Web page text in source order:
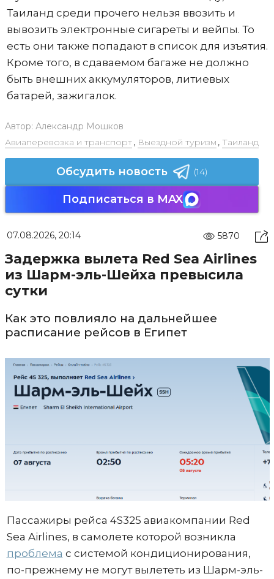
Таиланд среди прочего нельзя ввозить и
вывозить электронные сигареты и вейпы. То
есть они также попадают в список для изъятия.
Кроме того, в сдаваемом багаже не должно
быть внешних аккумуляторов, литиевых
батарей, зажигалок.
Автор: Александр Мошков
Авиаперевозка и транспорт, Выездной туризм , Таиланд
Обсудить новость (14)
Подписаться в MAX
07.08.2026, 20:14 5870
Задержка вылета Red Sea Airlines
из Шарм-эль-Шейха превысила
сутки
Как это повлияло на дальнейшее
расписание рейсов в Египет
Пассажиры рейса 4S325 авиакомпании Red
Sea Airlines, в самолете которой возникла
проблема с системой кондиционирования,
по-прежнему не могут вылететь из Шарм-эль-